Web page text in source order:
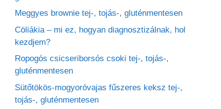
Meggyes brownie tej-, tojás-, gluténmentesen
Cöliákia – mi ez, hogyan diagnosztizálnak, hol
kezdjem?
Ropogós csicseriborsós csoki tej-, tojás-,
gluténmentesen
Sütőtökös-mogyoróvajas fűszeres keksz tej-,
tojás-, gluténmentesen